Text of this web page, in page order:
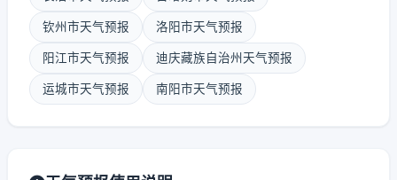
钦州市天气预报 洛阳市天气预报
阳江市天气预报 迪庆藏族自治州天气预报
运城市天气预报 南阳市天气预报